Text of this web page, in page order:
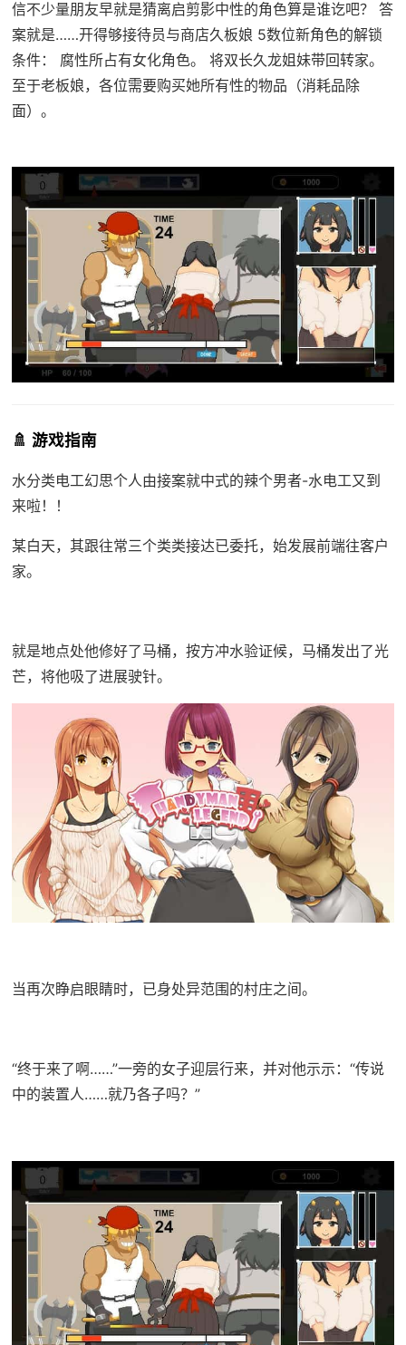
信不少量朋友早就是猜离启剪影中性的角色算是谁讫吧？ 答
案就是……开得够接待员与商店久板娘 5数位新角色的解锁
条件： 腐性所占有女化角色。 将双长久龙姐妹带回转家。
至于老板娘，各位需要购买她所有性的物品（消耗品除
面）。
🚿 游戏指南
水分类电工幻思个人由接案就中式的辣个男者-水电工又到
来啦！！
某白天，其跟往常三个类类接达已委托，始发展前端往客户
家。
就是地点处他修好了马桶，按方冲水验证候，马桶发出了光
芒，将他吸了进展驶针。
当再次睁启眼睛时，已身处异范围的村庄之间。
“终于来了啊……”一旁的女子迎层行来，并对他示示：“传说
中的装置人……就乃各子吗？”